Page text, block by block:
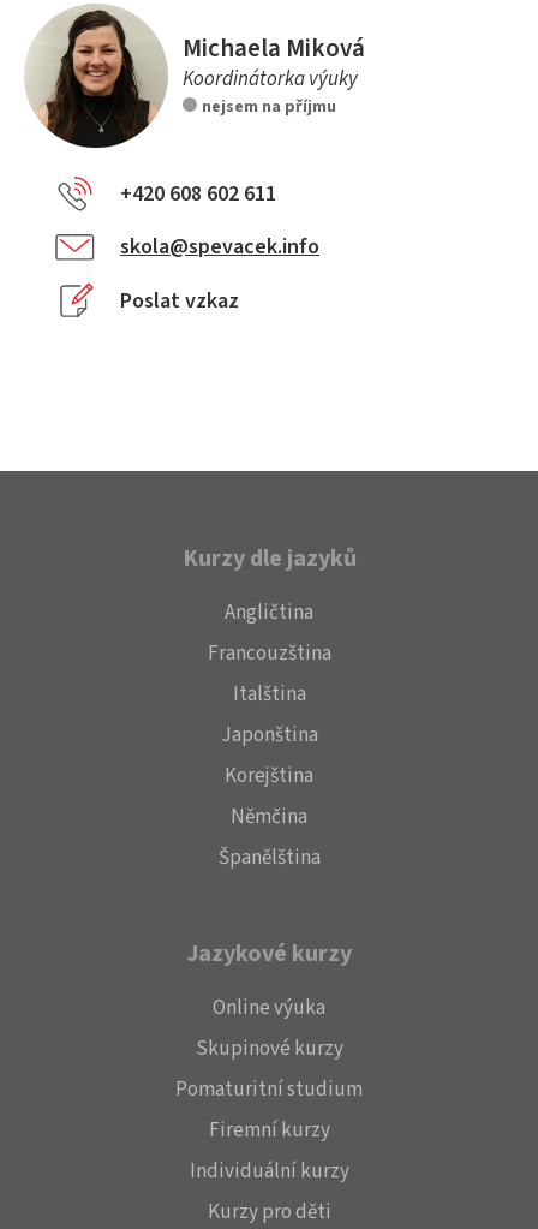
Michaela Miková
Koordinátorka výuky
nejsem na příjmu
+420 608 602 611
skola@spevacek.info
Poslat vzkaz
Kurzy dle jazyků
Angličtina
Francouzština
Italština
Japonština
Korejština
Němčina
Španělština
Jazykové kurzy
Online výuka
Skupinové kurzy
Pomaturitní studium
Firemní kurzy
Individuální kurzy
Kurzy pro děti